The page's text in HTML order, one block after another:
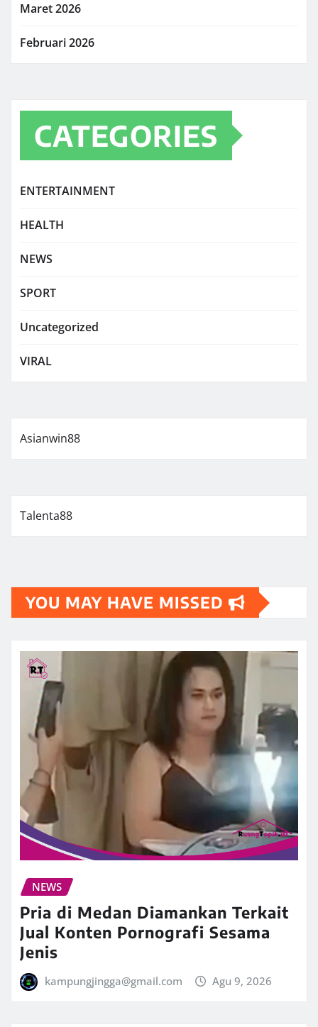
Maret 2026
Februari 2026
CATEGORIES
ENTERTAINMENT
HEALTH
NEWS
SPORT
Uncategorized
VIRAL
Asianwin88
Talenta88
YOU MAY HAVE MISSED
NEWS
Pria di Medan Diamankan Terkait
Jual Konten Pornografi Sesama
Jenis
kampungjingga@gmail.com Agu 9, 2026